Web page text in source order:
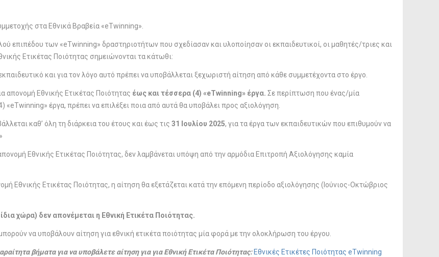
στα Εθνικά Βραβεία «eTwinning».
επιπέδου των «eTwinning» δραστηριοτήτων που σχεδίασαν και υλοποίησαν οι εκπαιδευτικοί, οι μαθητές/τριες και
Ετικέτας Ποιότητας σημειώνονται τα κάτωθι:
και για τον λόγο αυτό πρέπει να υποβάλλεται ξεχωριστή αίτηση από κάθε συμμετέχοντα στο έργο.
απονομή Εθνικής Ετικέτας Ποιότητας έως και τέσσερα (4) «eTwinning» έργα. Σε περίπτωση που ένας/μία
έργα, πρέπει να επιλέξει ποια από αυτά θα υποβάλει προς αξιολόγηση.
καθ’ όλη τη διάρκεια του έτους και έως τις 31 Ιουλίου 2025, για τα έργα των εκπαιδευτικών που επιθυμούν να
Εθνικής Ετικέτας Ποιότητας, δεν λαμβάνεται υπόψη από την αρμόδια Επιτροπή Αξιολόγησης καμία
Εθνικής Ετικέτας Ποιότητας, η αίτηση θα εξετάζεται κατά την επόμενη περίοδο αξιολόγησης (Ιούνιος-Οκτώβριος
χώρα) δεν απονέμεται η Εθνική Ετικέτα Ποιότητας.
να υποβάλουν αίτηση για εθνική ετικέτα ποιότητας μία φορά με την ολοκλήρωση του έργου.
βήματα για να υποβάλετε αίτηση για για Εθνική Ετικέτα Ποιότητας: Εθνικές Ετικέτες Ποιότητας eTwinning